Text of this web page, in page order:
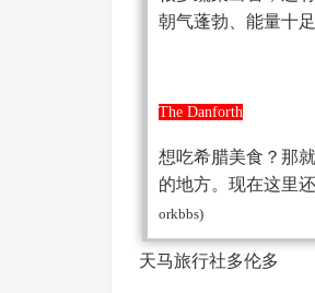
朝气蓬勃、能量十足
The Danforth
想吃希腊美食？那
的地方。现在这里
orkbbs)
天马旅行社多伦多